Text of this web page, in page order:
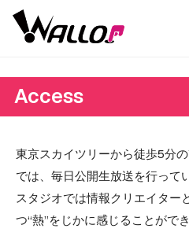
Access
東京スカイツリーから徒歩5分
では、毎日公開生放送を行って
スタジオでは情報クリエイター
つ“熱”をじかに感じることがで